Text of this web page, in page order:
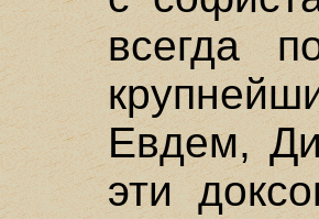
всегда
Евдем,
эти